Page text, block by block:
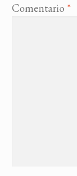
Comentario *